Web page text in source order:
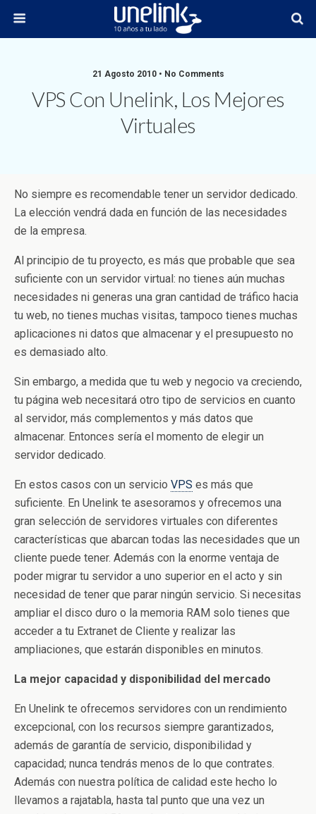
21 Agosto 2010 • No Comments
VPS Con Unelink, Los Mejores
Virtuales
No siempre es recomendable tener un servidor dedicado.
La elección vendrá dada en función de las necesidades
de la empresa.
Al principio de tu proyecto, es más que probable que sea
suficiente con un servidor virtual: no tienes aún muchas
necesidades ni generas una gran cantidad de tráfico hacia
tu web, no tienes muchas visitas, tampoco tienes muchas
aplicaciones ni datos que almacenar y el presupuesto no
es demasiado alto.
Sin embargo, a medida que tu web y negocio va creciendo,
tu página web necesitará otro tipo de servicios en cuanto
al servidor, más complementos y más datos que
almacenar. Entonces sería el momento de elegir un
servidor dedicado.
En estos casos con un servicio VPS es más que
suficiente. En Unelink te asesoramos y ofrecemos una
gran selección de servidores virtuales con diferentes
características que abarcan todas las necesidades que un
cliente puede tener. Además con la enorme ventaja de
poder migrar tu servidor a uno superior en el acto y sin
necesidad de tener que parar ningún servicio. Si necesitas
ampliar el disco duro o la memoria RAM solo tienes que
acceder a tu Extranet de Cliente y realizar las
ampliaciones, que estarán disponibles en minutos.
La mejor capacidad y disponibilidad del mercado
En Unelink te ofrecemos servidores con un rendimiento
excepcional, con los recursos siempre garantizados,
además de garantía de servicio, disponibilidad y
capacidad; nunca tendrás menos de lo que contrates.
Además con nuestra política de calidad este hecho lo
llevamos a rajatabla, hasta tal punto que una vez un